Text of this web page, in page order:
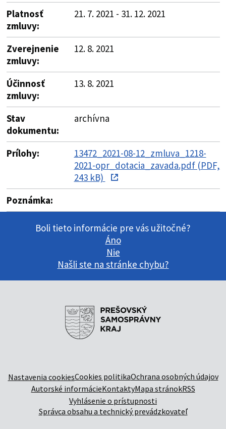
Platnosť
zmluvy:
21. 7. 2021 - 31. 12. 2021
Zverejnenie
zmluvy:
12. 8. 2021
Účinnosť
zmluvy:
13. 8. 2021
Stav
dokumentu:
archívna
Prílohy:
13472_2021-08-12_zmluva_1218-
2021-opr_dotacia_zavada.pdf (PDF,
243 kB)
Poznámka:
Boli tieto informácie pre vás užitočné?
Áno
Nie
Našli ste na stránke chybu?
Nastavenia cookiesCookies politikaOchrana osobných údajov
Autorské informácieKontaktyMapa stránokRSS
Vyhlásenie o prístupnosti
Správca obsahu a technický prevádzkovateľ